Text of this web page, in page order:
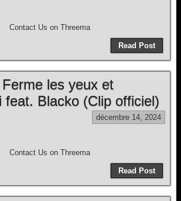
Contact Us on Threema
Read Post
les yeux et
feat. Blacko (Clip officiel)
décembre 14, 2024
Contact Us on Threema
Read Post